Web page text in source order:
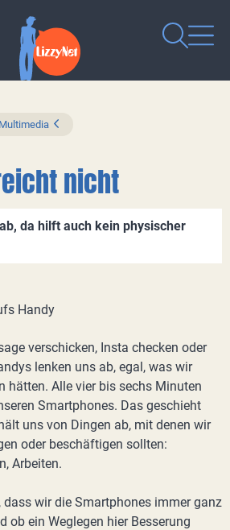
nicht
da hilft auch kein physischer
verschicken, Insta checken oder
lenken uns ab, egal, was wir
hätten. Alle vier bis sechs Minuten
Smartphones. Das geschieht
uns von Dingen ab, mit denen wir
oder beschäftigen sollten:
Arbeiten.
dass wir die Smartphones immer ganz
ob ein Weglegen hier Besserung